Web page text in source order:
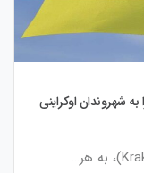
کوین را به شهروندان اوکراینی